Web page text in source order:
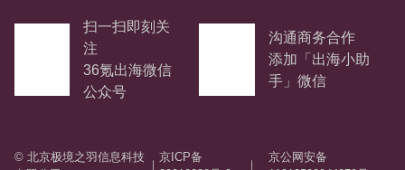
扫一扫即刻关
注
36氪出海微信
公众号
沟通商务合作
添加「出海小助
手」微信
© 北京极境之羽信息科技
｜
京ICP备
｜
京公网安备